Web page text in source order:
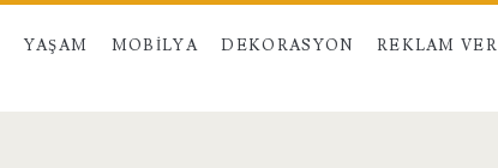
YAŞAM MOBILYA DEKORASYON REKLAM VER